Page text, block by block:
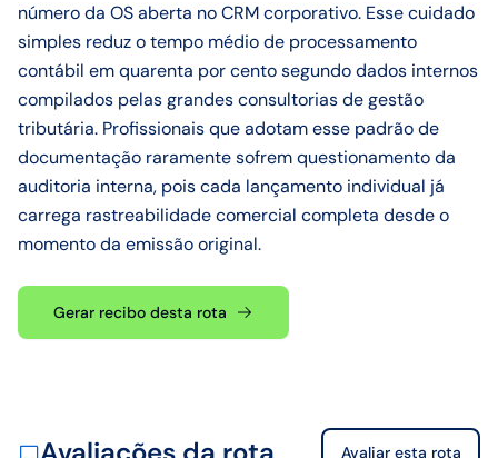
número da OS aberta no CRM corporativo. Esse cuidado
simples reduz o tempo médio de processamento
contábil em quarenta por cento segundo dados internos
compilados pelas grandes consultorias de gestão
tributária. Profissionais que adotam esse padrão de
documentação raramente sofrem questionamento da
auditoria interna, pois cada lançamento individual já
carrega rastreabilidade comercial completa desde o
momento da emissão original.
Gerar recibo desta rota
Avaliar esta rota